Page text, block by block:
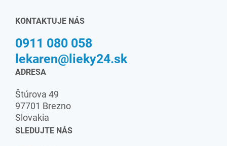
KONTAKTUJE NÁS
0911 080 058
lekaren@lieky24.sk
ADRESA
Štúrova 49
97701 Brezno
Slovakia
SLEDUJTE NÁS